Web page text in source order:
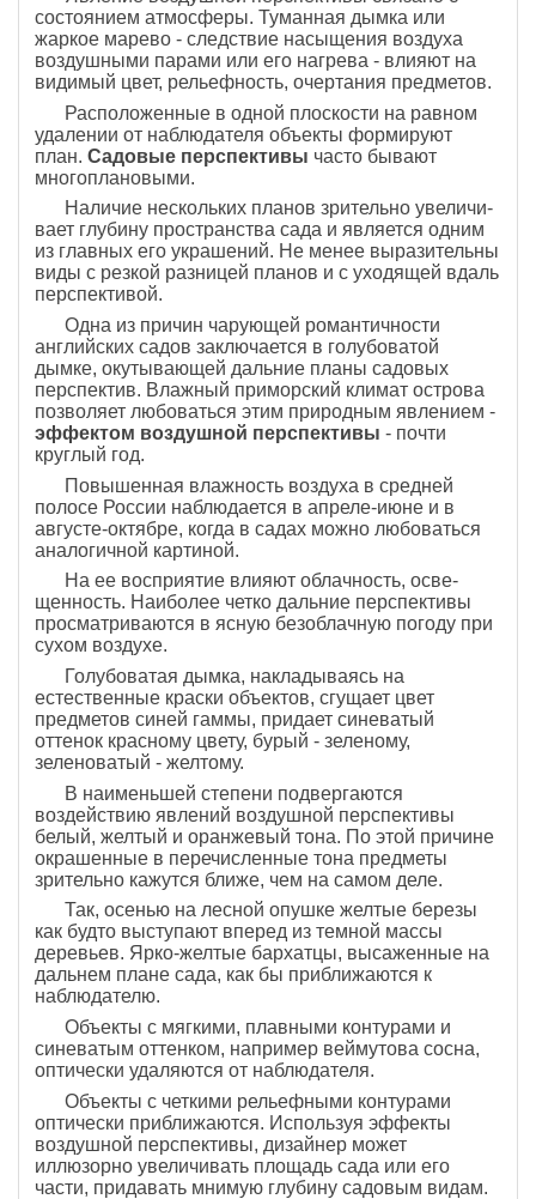
состоянием атмосфе­ры. Туманная дымка или
жаркое марево - следствие насыщения воздуха
воздушными парами или его на­грева - влияют на
видимый цвет, рельефность, очер­тания предметов.
Расположенные в одной плоскости на равном
удалении от наблюдателя объекты формируют
план. Садовые перспективы часто бывают
многоплановы­ми.
Наличие нескольких планов зрительно увеличи­
вает глубину пространства сада и является одним
из главных его украшений. Не менее выразительны
ви­ды с резкой разницей планов и с уходящей вдаль
перспективой.
Одна из причин чарующей романтичности
англий­ских садов заключается в голубоватой
дымке, окуты­вающей дальние планы садовых
перспектив. Влажный приморский климат острова
позволяет любоваться этим природным явлением -
эффектом воздушной перспективы - почти
круглый год.
Повышенная влажность воздуха в средней
полосе России наблюдается в апреле-июне и в
августе-октябре, когда в садах можно любоваться
аналогичной картиной.
На ее восприятие влияют облачность, осве­
щенность. Наиболее четко дальние перспективы
про­сматриваются в ясную безоблачную погоду при
сухом воздухе.
Голубоватая дымка, накладываясь на
естественные краски объектов, сгущает цвет
предметов синей гаммы, придает синеватый
оттенок красному цвету, бурый - зеленому,
зеленоватый - желтому.
В наименьшей степени подвергаются
воздействию явлений воздушной перспективы
белый, желтый и оранжевый тона. По этой причине
окрашенные в пе­речисленные тона предметы
зрительно кажутся бли­же, чем на самом деле.
Так, осенью на лесной опушке желтые березы
как будто выступают вперед из темной массы
деревьев. Ярко-желтые бархатцы, высаженные на
дальнем плане сада, как бы приближаются к
наблюдателю.
Объекты с мягкими, плавными контурами и
синеватым оттенком, например веймутова сосна,
оптически уда­ляются от наблюдателя.
Объекты с четкими рельеф­ными контурами
оптически приближаются. Используя эффекты
воздушной перспективы, дизайнер может
иллюзорно увеличивать площадь сада или его
части, придавать мнимую глубину садовым видам.